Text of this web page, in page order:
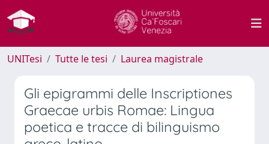
UNITesi Tutte le tesi Laurea magistrale
Gli epigrammi delle Inscriptiones
Graecae urbis Romae: Lingua
poetica e tracce di bilinguismo